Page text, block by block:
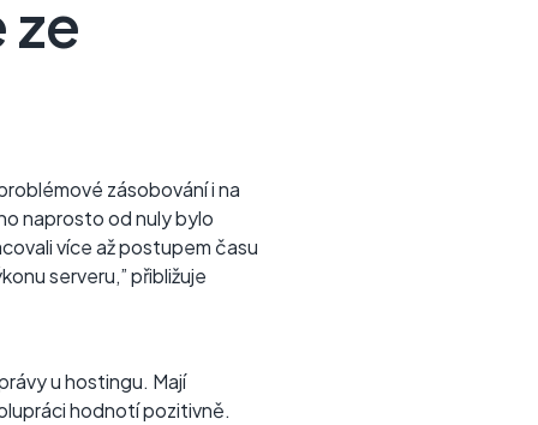
zásobování i na
naprosto od nuly bylo
více až postupem času
serveru,” přibližuje
u hostingu. Mají
hodnotí pozitivně.